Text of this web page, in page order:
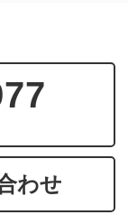
わせ